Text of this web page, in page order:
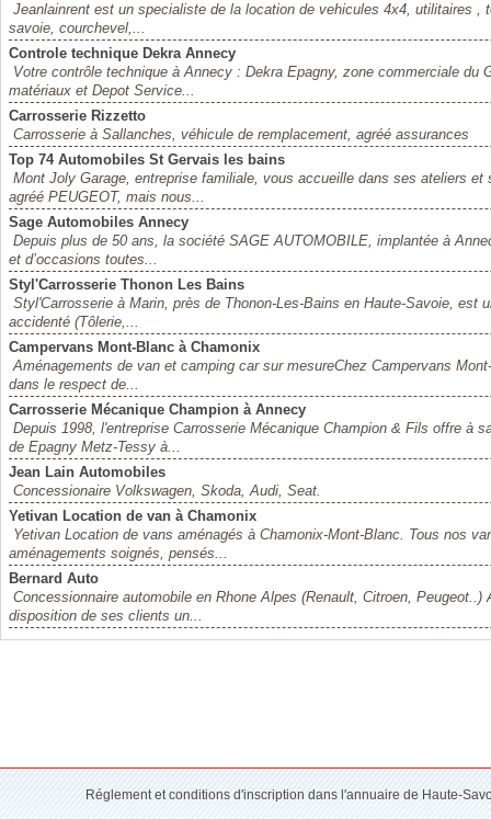
Jeanlainrent est un specialiste de la location de vehicules 4x4, utilitaires ,
savoie, courchevel,...
Controle technique Dekra Annecy
Votre contrôle technique à Annecy : Dekra Epagny, zone commerciale du
matériaux et Depot Service...
Carrosserie Rizzetto
Carrosserie à Sallanches, véhicule de remplacement, agréé assurances
Top 74 Automobiles St Gervais les bains
Mont Joly Garage, entreprise familiale, vous accueille dans ses ateliers et
agréé PEUGEOT, mais nous...
Sage Automobiles Annecy
Depuis plus de 50 ans, la société SAGE AUTOMOBILE, implantée à
et d’occasions toutes...
Styl'Carrosserie Thonon Les Bains
Styl'Carrosserie à Marin, près de Thonon-Les-Bains en Haute-Savoie, est
accidenté (Tôlerie,...
Campervans Mont-Blanc à Chamonix
Aménagements de van et camping car sur mesureChez Campervans
dans le respect de...
Carrosserie Mécanique Champion à Annecy
Depuis 1998, l'entreprise Carrosserie Mécanique Champion & Fils offre à
de Epagny Metz-Tessy à...
Jean Lain Automobiles
Concessionaire Volkswagen, Skoda, Audi, Seat.
Yetivan Location de van à Chamonix
Yetivan Location de vans aménagés à Chamonix-Mont-Blanc. Tous nos
aménagements soignés, pensés...
Bernard Auto
Concessionnaire automobile en Rhone Alpes (Renault, Citroen,
disposition de ses clients un...
Réglement et conditions d'inscription dans l'annuaire de Haute-